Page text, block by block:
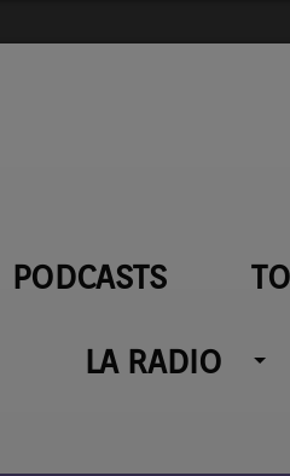
PODCASTS
LA RADIO